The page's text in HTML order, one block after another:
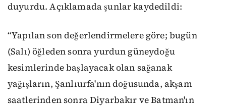
duyurdu. Açıklamada şunlar kaydedildi:
“Yapılan son değerlendirmelere göre; bugün
(Salı) öğleden sonra yurdun güneydoğu
kesimlerinde başlayacak olan sağanak
yağışların, Şanlıurfa'nın doğusunda, akşam
saatlerinden sonra Diyarbakır ve Batman'ın